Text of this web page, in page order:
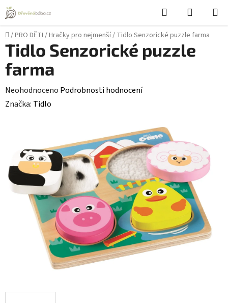
Přejít
na
obsah
Hledat
KOŠÍK
Domů
/PRO DĚTI/Hračky pro nejmenší/ Tidlo Senzorické puzzle farma
Tidlo Senzorické puzzle
farma
Průměrné
hodnocení
5
hvězdiček.
Neohodnoceno Podrobnosti hodnocení
Značka: Tidlo